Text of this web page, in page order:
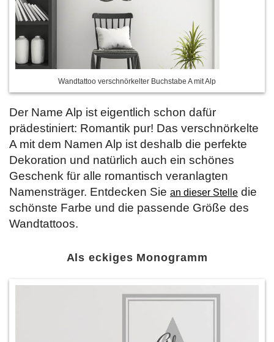
Wandtattoo verschnörkelter Buchstabe A mit Alp
Der Name Alp ist eigentlich schon dafür
prädestiniert: Romantik pur! Das verschnörkelte
A mit dem Namen Alp ist deshalb die perfekte
Dekoration und natürlich auch ein schönes
Geschenk für alle romantisch veranlagten
Namensträger. Entdecken Sie an dieser Stelle die
schönste Farbe und die passende Größe des
Wandtattoos.
Als eckiges Monogramm